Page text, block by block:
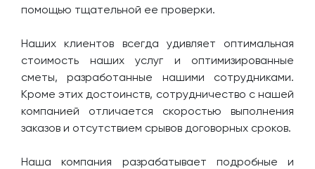
помощью тщательной ее проверки.
Наших клиентов всегда удивляет оптимальная
стоимость наших услуг и оптимизированные
сметы, разработанные нашими сотрудниками.
Кроме этих достоинств, сотрудничество с нашей
компанией отличается скоростью выполнения
заказов и отсутствием срывов договорных сроков.
Наша компания разрабатывает подробные и